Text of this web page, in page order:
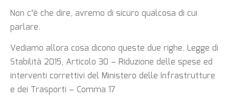
Non c’è che dire, avremo di sicuro qualcosa di cui
parlare.
Vediamo allora cosa dicono queste due righe. Legge di
Stabilità 2015, Articolo 30 – Riduzione delle spese ed
interventi correttivi del Ministero delle Infrastrutture
e dei Trasporti – Comma 17